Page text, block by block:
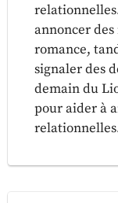
annoncer
romance,
signaler des
demain du
pour aider à